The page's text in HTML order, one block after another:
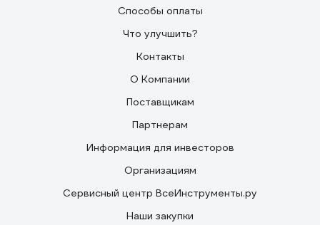
Способы оплаты
Что улучшить?
Контакты
О Компании
Поставщикам
Партнерам
Информация для инвесторов
Организациям
Сервисный центр ВсеИнструменты.ру
Наши закупки